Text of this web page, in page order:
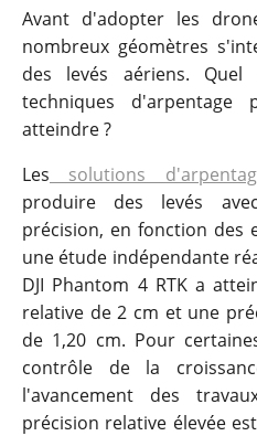
Avant d'adopter les
nombreux géomètres
des levés aériens.
techniques d'arpentage
atteindre ?
Les solutions
produire des levés
précision, en fonction des
une étude indépendante
DJI Phantom 4 RTK a
relative de 2 cm et une
de 1,20 cm. Pour
contrôle de la
l'avancement des
précision relative élevée